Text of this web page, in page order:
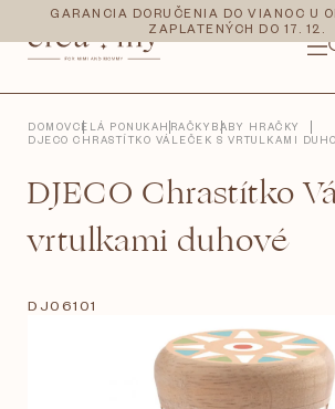
obsah
GARANCIA DORUČENIA DO VIANOC U
ZAPLATENÝCH DO 17. 12.
DOMOVCELÁ PONUKAHRAČKY BABY HRAČKY
DJECO CHRASTÍTKO VÁLEČEK S VRTULKAMI
DJECO Chrastítko
vrtulkami duhové
DJ06101